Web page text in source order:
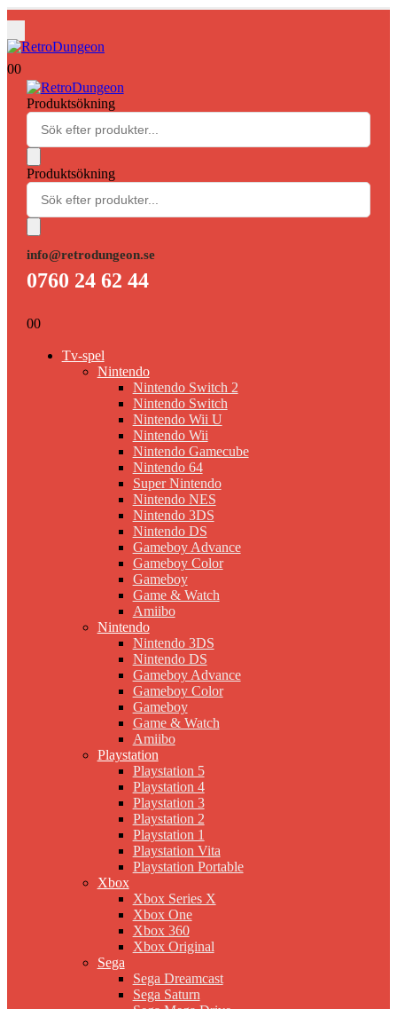
00
Produktsökning
Produktsökning
info@retrodungeon.se
0760 24 62 44
00
Tv-spel
Nintendo
Nintendo Switch 2
Nintendo Switch
Nintendo Wii U
Nintendo Wii
Nintendo Gamecube
Nintendo 64
Super Nintendo
Nintendo NES
Nintendo 3DS
Nintendo DS
Gameboy Advance
Gameboy Color
Gameboy
Game & Watch
Amiibo
Nintendo
Nintendo 3DS
Nintendo DS
Gameboy Advance
Gameboy Color
Gameboy
Game & Watch
Amiibo
Playstation
Playstation 5
Playstation 4
Playstation 3
Playstation 2
Playstation 1
Playstation Vita
Playstation Portable
Xbox
Xbox Series X
Xbox One
Xbox 360
Xbox Original
Sega
Sega Dreamcast
Sega Saturn